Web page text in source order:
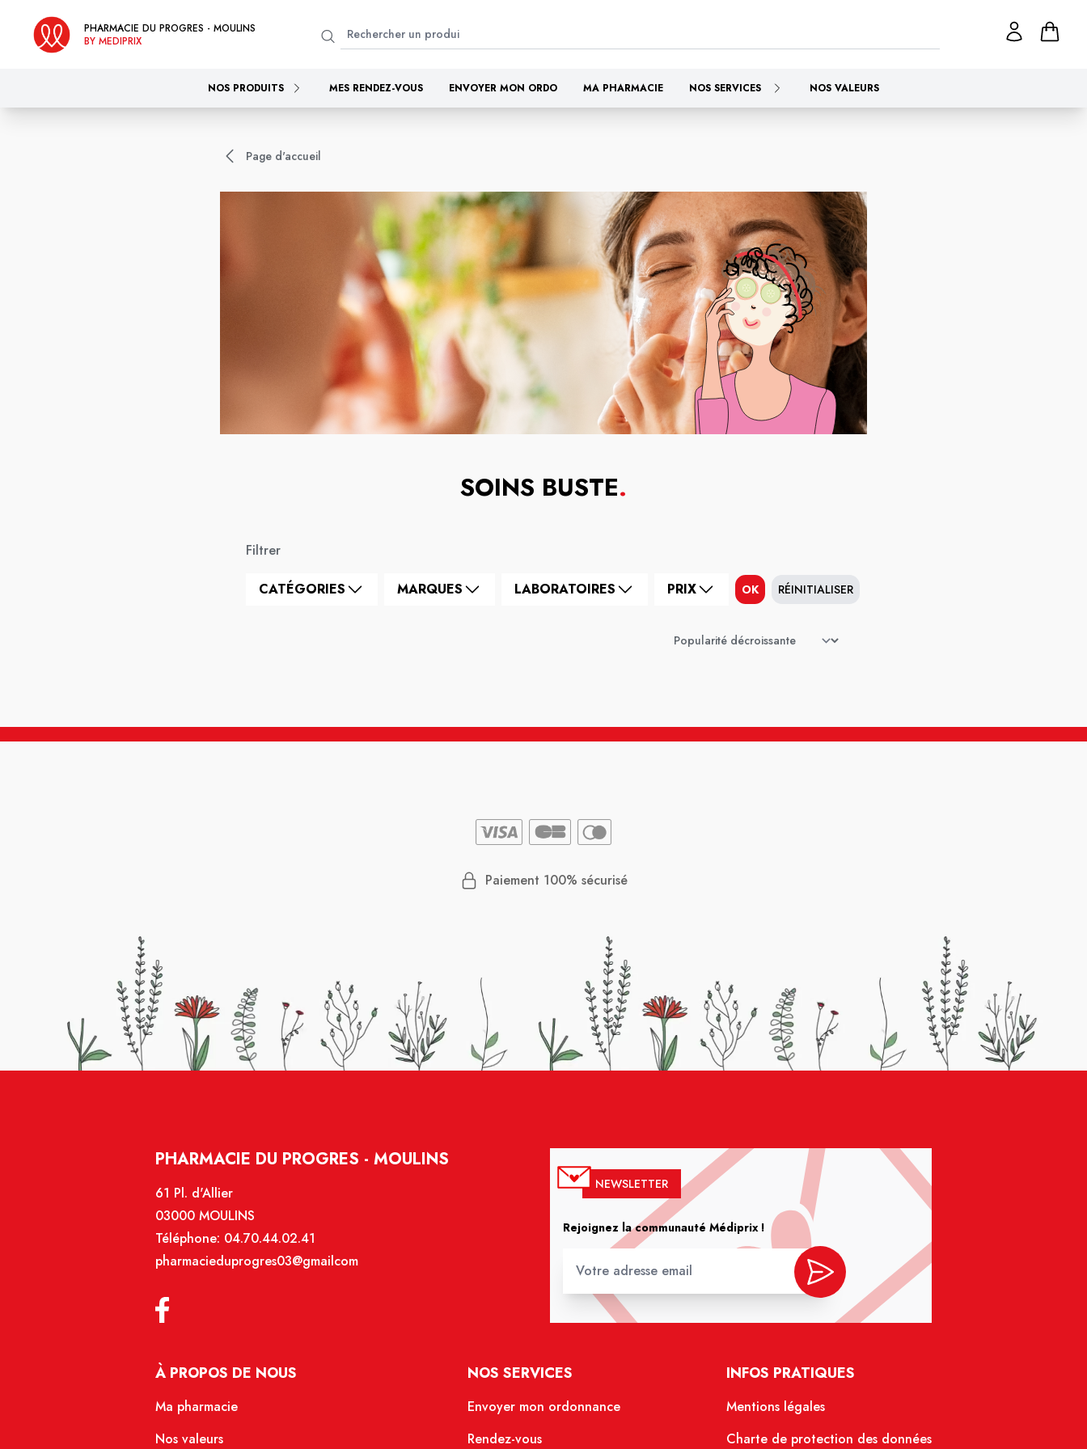
PHARMACIE DU PROGRES - MOULINS
BY MEDIPRIX
NOS PRODUITS MES RENDEZ-VOUS ENVOYER MON ORDO MA PHARMACIE NOS SERVICES NOS VALEURS
Page d'accueil
SOINS BUSTE.
Filtrer
CATÉGORIES MARQUES LABORATOIRES PRIX OK RÉINITIALISER
Paiement 100% sécurisé
PHARMACIE DU PROGRES - MOULINS
61 Pl. d'Allier
03000 MOULINS
Téléphone: 04.70.44.02.41
pharmacieduprogres03@gmailcom
NEWSLETTER
Rejoignez la communauté Médiprix !
À PROPOS DE NOUS
Ma pharmacie
Nos valeurs
NOS SERVICES
Envoyer mon ordonnance
Rendez-vous
INFOS PRATIQUES
Mentions légales
Charte de protection des données